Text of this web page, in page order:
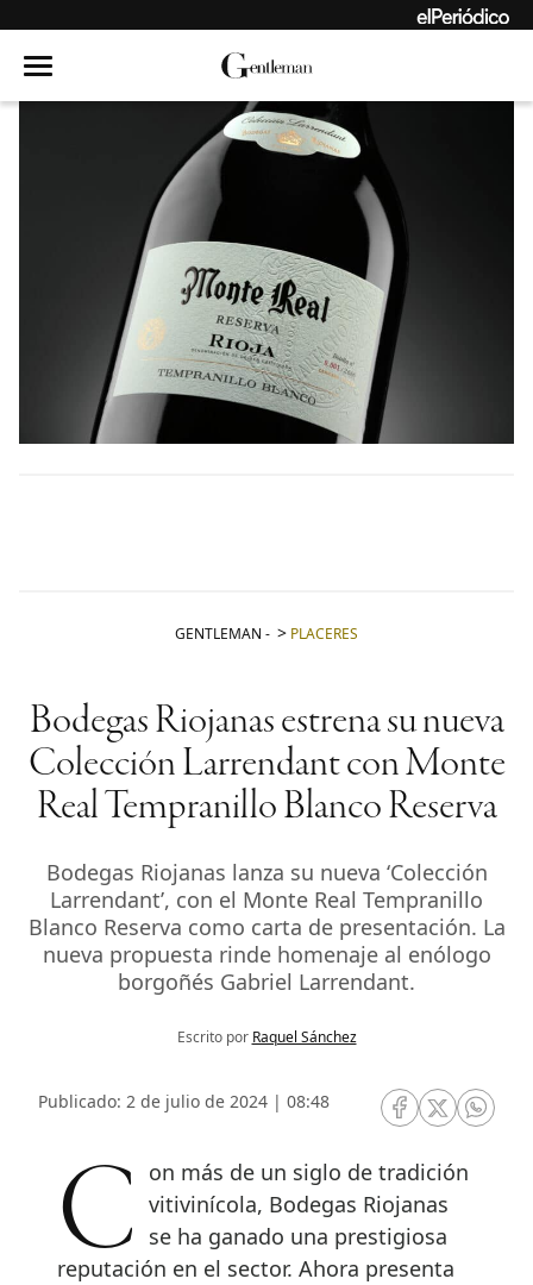
GENTLEMAN - PLACERES
Bodegas Riojanas estrena su nueva
Colección Larrendant con Monte
Real Tempranillo Blanco Reserva
Bodegas Riojanas lanza su nueva ‘Colección
Larrendant’, con el Monte Real Tempranillo
Blanco Reserva como carta de presentación. La
nueva propuesta rinde homenaje al enólogo
borgoñés Gabriel Larrendant.
Escrito por Raquel Sánchez
Publicado: 2 de julio de 2024 | 08:48
RRSS Facebook
RRSSRRSS
Con más de un siglo de tradición
vitivinícola, Bodegas Riojanas
se ha ganado una prestigiosa
reputación en el sector. Ahora presenta